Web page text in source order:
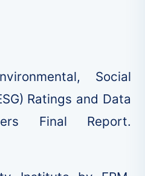
Social
Ratings and Data
Final Report.